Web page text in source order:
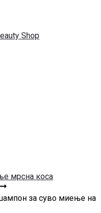
мрсна коса
за суво миење на